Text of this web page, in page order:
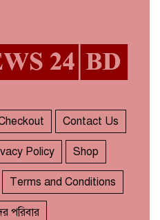
Contact Us
Policy Shop
Terms and Conditions
পরিবার